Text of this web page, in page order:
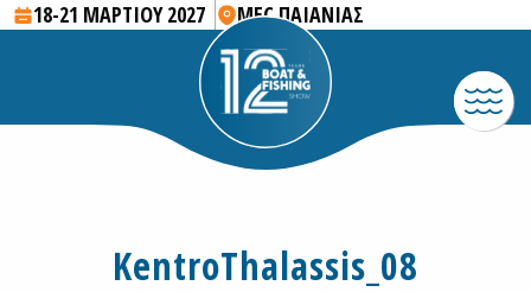
18-21 ΜΑΡΤΙΟΥ 2027 MEC ΠΑΙΑΝΙΑΣ
KentroThalassis_08